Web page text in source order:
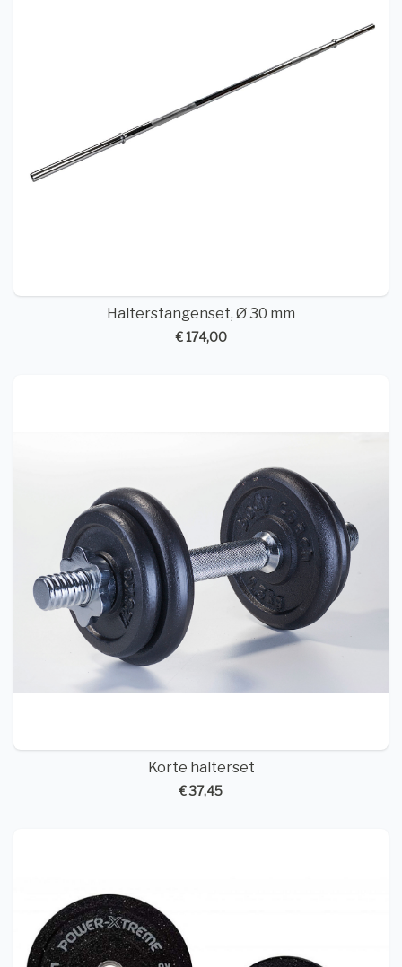
Halterstangenset, Ø 30 mm
€ 174,00
Korte halterset
€ 37,45